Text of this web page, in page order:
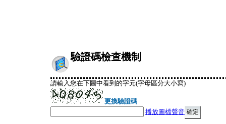
驗證碼檢查機制
請輸入您在下圖中看到的字元(字母區分大小寫)
更換驗證碼
播放圖檔聲音